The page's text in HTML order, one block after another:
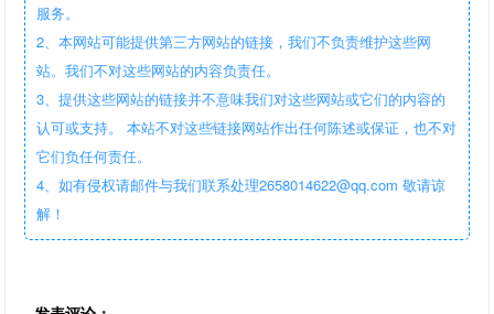
服务。
2、本网站可能提供第三方网站的链接，我们不负责维护这些网
站。我们不对这些网站的内容负责任。
3、提供这些网站的链接并不意味我们对这些网站或它们的内容的
认可或支持。 本站不对这些链接网站作出任何陈述或保证，也不对
它们负任何责任。
4、如有侵权请邮件与我们联系处理2658014622@qq.com 敬请谅
解！